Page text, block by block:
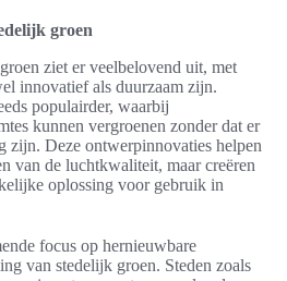
groen
ziet er veelbelovend uit, met
innovatief als duurzaam zijn.
populairder, waarbij
kunnen vergroenen zonder dat er
zijn. Deze ontwerpinnovaties helpen
van de luchtkwaliteit, maar creëren
oplossing voor gebruik in
focus op hernieuwbare
van stedelijk groen. Steden zoals